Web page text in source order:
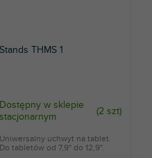
Stands THMS 1
Dostępny w sklepie
stacjonarnym
(2 szt)
Uniwersalny uchwyt na tablet.
Do tabletów od 7,9" do 12,9".